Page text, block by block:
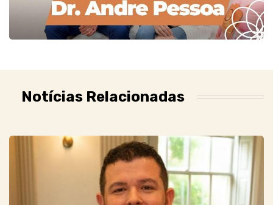
Notícias Relacionadas